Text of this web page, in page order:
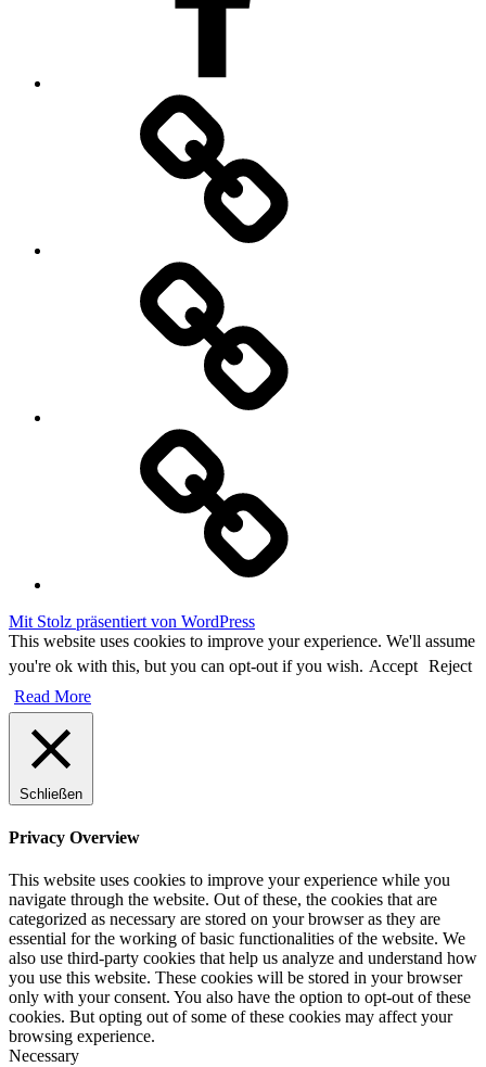
Datenschutzerklärung
Mit Stolz präsentiert von WordPress
This website uses cookies to improve your experience. We'll assume
you're ok with this, but you can opt-out if you wish. Accept Reject
Read More
Schließen
Privacy Overview
This website uses cookies to improve your experience while you
navigate through the website. Out of these, the cookies that are
categorized as necessary are stored on your browser as they are
essential for the working of basic functionalities of the website. We
also use third-party cookies that help us analyze and understand how
you use this website. These cookies will be stored in your browser
only with your consent. You also have the option to opt-out of these
cookies. But opting out of some of these cookies may affect your
browsing experience.
Necessary